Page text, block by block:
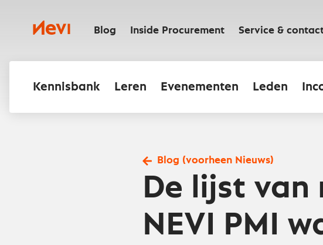
inhoudNevi Blog Inside Procurement Service &
Kennisbank Leren Evenementen Leden
Blog (voorheen Nieuws)
De lijst
NEVI PMI